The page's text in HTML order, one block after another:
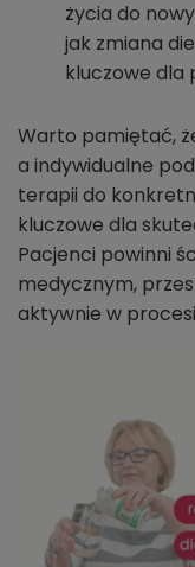
życia do
jak zmiana
kluczowe dla
Warto pamiętać,
a indywidualne
terapii do
kluczowe dla
Pacjenci powinni
medycznym,
aktywnie w